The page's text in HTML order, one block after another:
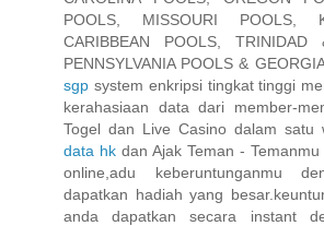
POOLS, MISSOURI POOLS,
CARIBBEAN POOLS, TRINIDAD
PENNSYLVANIA POOLS &
sgp system enkripsi tingkat tinggi
kerahasiaan data dari member-
Togel dan Live Casino dalam satu
data hk dan Ajak Teman -
online,adu keberuntunganmu
dapatkan hadiah yang
anda dapatkan secara instant